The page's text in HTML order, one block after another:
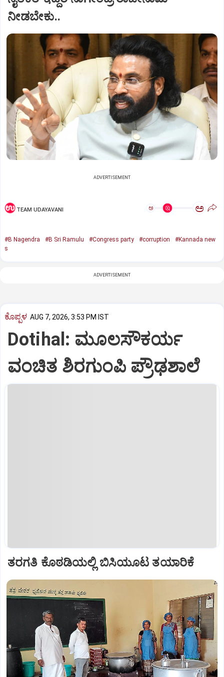
ನೀಡಬೇಕು..
ADVERTISEMENT
TEAM UDAYAVANI ಅ ಅ
#B Nagendra #B Sri Ramulu #Congress party #corruption
#Kannada new
s
ADVERTISEMENT
ಕೊಪ್ಪಳ AUG 7, 2026, 3:53 PM IST
Dotihal: ಮೂಲಸೌಕರ್ಯ
ವಂಚಿತ ಶಿರಗುಂಪಿ ಪ್ರೌಢಶಾಲೆ
ತರಗತಿ ಕೊಠಡಿಯಲ್ಲಿ ಬಿಸಿಯೂಟ ತಯಾರಿಕೆ